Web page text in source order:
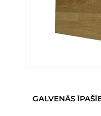
GALVENĀS